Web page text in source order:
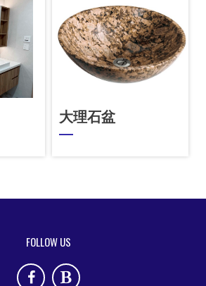
大理石盆
FOLLOW US